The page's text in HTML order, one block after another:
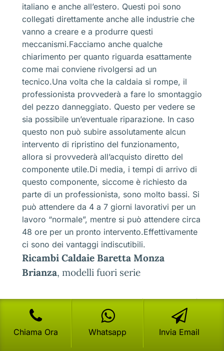
italiano e anche all’estero. Questi poi sono
collegati direttamente anche alle industrie che
vanno a creare e a produrre questi
meccanismi.Facciamo anche qualche
chiarimento per quanto riguarda esattamente
come mai conviene rivolgersi ad un
tecnico.Una volta che la caldaia si rompe, il
professionista provvederà a fare lo smontaggio
del pezzo danneggiato. Questo per vedere se
sia possibile un’eventuale riparazione. In caso
questo non può subire assolutamente alcun
intervento di ripristino del funzionamento,
allora si provvederà all’acquisto diretto del
componente utile.Di media, i tempi di arrivo di
questo componente, siccome è richiesto da
parte di un professionista, sono molto bassi. Si
può attendere da 4 a 7 giorni lavorativi per un
lavoro “normale”, mentre si può attendere circa
48 ore per un pronto intervento.Effettivamente
ci sono dei vantaggi indiscutibili.
Ricambi Caldaie Baretta Monza
Brianza, modelli fuori serie
Tornando a parlare dei modelli fuori serie, cioè
di quelle strutture che ormai non sono più
prodotte, ecco che nascono serissimi
problemi.Vogliamo evidenziare alcuni problemi
Chiama Ora Whatsapp Invia Email